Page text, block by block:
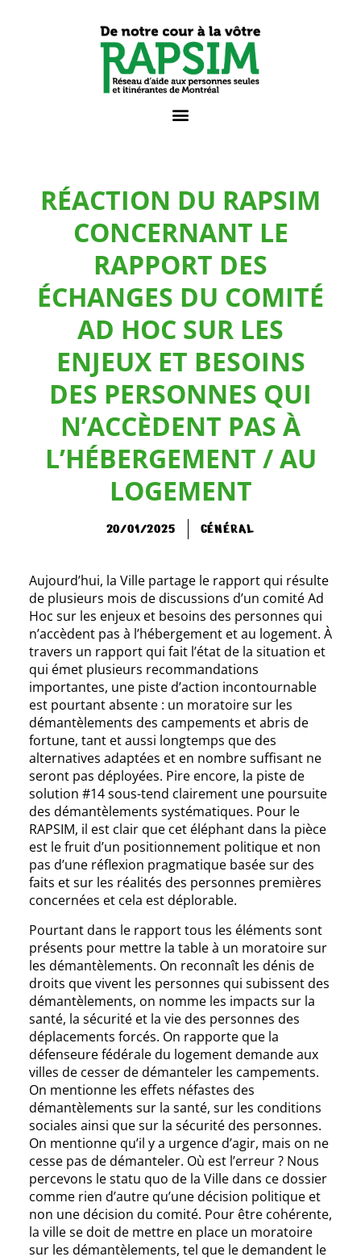
RÉACTION DU RAPSIM
CONCERNANT LE
RAPPORT DES
ÉCHANGES DU COMITÉ
AD HOC SUR LES
ENJEUX ET BESOINS
DES PERSONNES QUI
N’ACCÈDENT PAS À
L’HÉBERGEMENT / AU
LOGEMENT
20/01/2025 GÉNÉRAL
Aujourd’hui, la Ville partage le rapport qui résulte
de plusieurs mois de discussions d’un comité Ad
Hoc sur les enjeux et besoins des personnes qui
n’accèdent pas à l’hébergement et au logement. À
travers un rapport qui fait l’état de la situation et
qui émet plusieurs recommandations
importantes, une piste d’action incontournable
est pourtant absente : un moratoire sur les
démantèlements des campements et abris de
fortune, tant et aussi longtemps que des
alternatives adaptées et en nombre suffisant ne
seront pas déployées. Pire encore, la piste de
solution #14 sous-tend clairement une poursuite
des démantèlements systématiques. Pour le
RAPSIM, il est clair que cet éléphant dans la pièce
est le fruit d’un positionnement politique et non
pas d’une réflexion pragmatique basée sur des
faits et sur les réalités des personnes premières
concernées et cela est déplorable.
Pourtant dans le rapport tous les éléments sont
présents pour mettre la table à un moratoire sur
les démantèlements. On reconnaît les dénis de
droits que vivent les personnes qui subissent des
démantèlements, on nomme les impacts sur la
santé, la sécurité et la vie des personnes des
déplacements forcés. On rapporte que la
défenseure fédérale du logement demande aux
villes de cesser de démanteler les campements.
On mentionne les effets néfastes des
démantèlements sur la santé, sur les conditions
sociales ainsi que sur la sécurité des personnes.
On mentionne qu’il y a urgence d’agir, mais on ne
cesse pas de démanteler. Où est l’erreur ? Nous
percevons le statu quo de la Ville dans ce dossier
comme rien d’autre qu’une décision politique et
non une décision du comité. Pour être cohérente,
la ville se doit de mettre en place un moratoire
sur les démantèlements, tel que le demandent le